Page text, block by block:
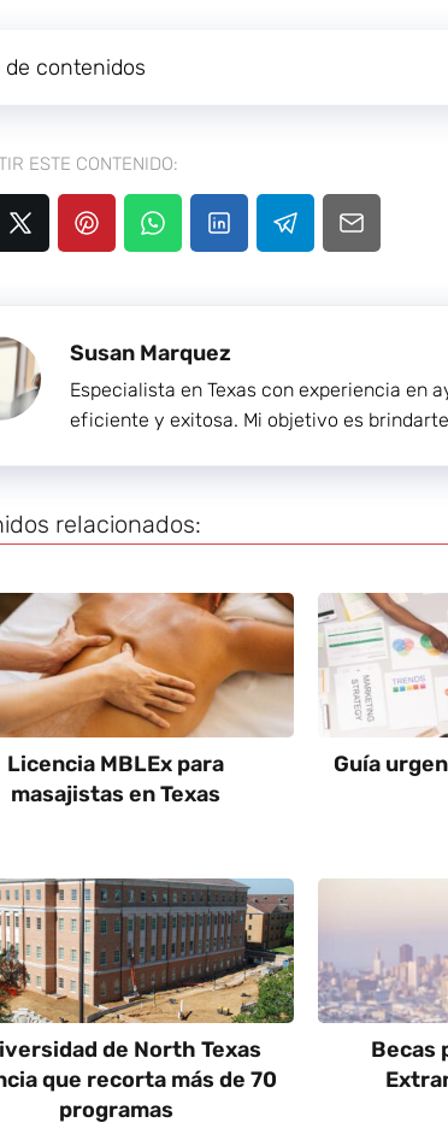
de contenidos
ESTE CONTENIDO:
Susan Marquez
Especialista en Texas con experiencia en
eficiente y exitosa. Mi objetivo es
relacionados:
Licencia MBLEx para
masajistas en Texas
Guía
de North Texas
que recorta más de 70
programas
Becas